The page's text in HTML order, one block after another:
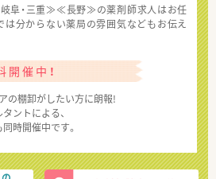
岐阜・三重≫≪長野≫の薬剤師求人はお任
は分からない薬局の雰囲気などもお伝え
催中！
の棚卸がしたい方に朗報!
ントによる、
時開催中です。